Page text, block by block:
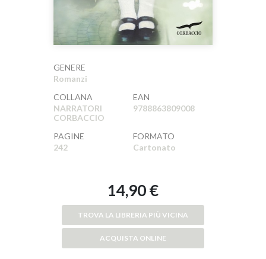
GENERE
Romanzi
COLLANA
NARRATORI
CORBACCIO
EAN
9788863809008
PAGINE
242
FORMATO
Cartonato
14,90 €
TROVA LA LIBRERIA PIÙ VICINA
ACQUISTA ONLINE